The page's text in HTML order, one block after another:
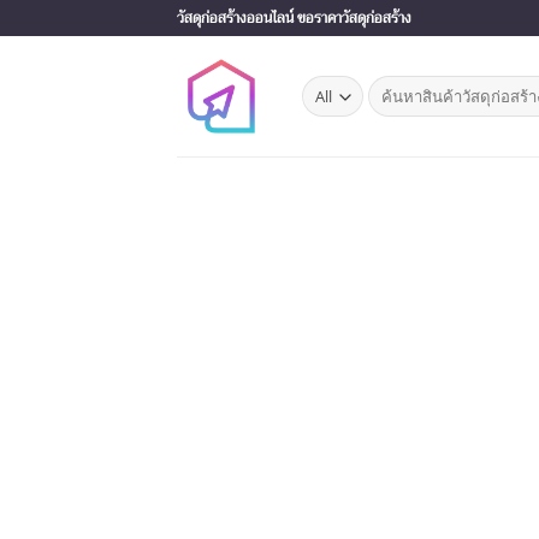
to
วัสดุก่อสร้างออนไลน์ ขอราคาวัสดุก่อสร้าง
Search
for: